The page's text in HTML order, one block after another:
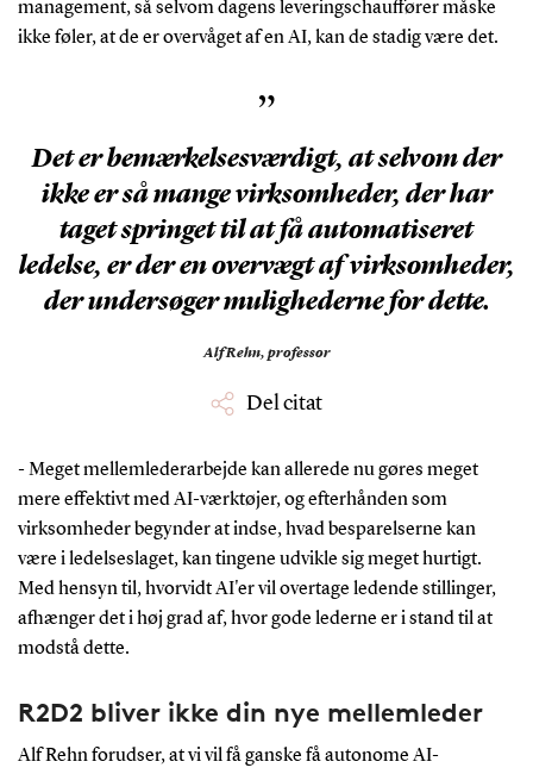
management, så selvom dagens leveringschauffører måske
ikke føler, at de er overvåget af en AI, kan de stadig være det.
”
Det er bemærkelsesværdigt, at selvom der
ikke er så mange virksomheder, der har
taget springet til at få automatiseret
ledelse, er der en overvægt af virksomheder,
der undersøger mulighederne for dette.
Alf Rehn, professor
Del citat
- Meget mellemlederarbejde kan allerede nu gøres meget
mere effektivt med AI-værktøjer, og efterhånden som
virksomheder begynder at indse, hvad besparelserne kan
være i ledelseslaget, kan tingene udvikle sig meget hurtigt.
Med hensyn til, hvorvidt AI'er vil overtage ledende stillinger,
afhænger det i høj grad af, hvor gode lederne er i stand til at
modstå dette.
R2D2 bliver ikke din nye mellemleder
Alf Rehn forudser, at vi vil få ganske få autonome AI-